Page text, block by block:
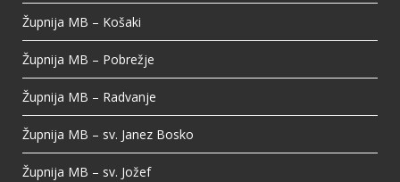
Župnija MB – Košaki
Župnija MB – Pobrežje
Župnija MB – Radvanje
Župnija MB – sv. Janez Bosko
Župnija MB – sv. Jožef